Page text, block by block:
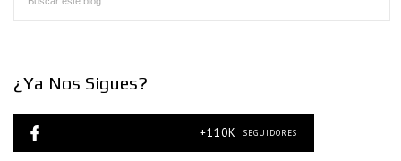
¿Ya Nos Sigues?
+110K SEGUIDORES